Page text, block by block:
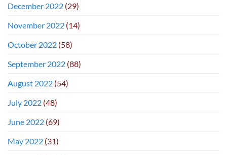
December 2022 (29)
November 2022 (14)
October 2022 (58)
September 2022 (88)
August 2022 (54)
July 2022 (48)
June 2022 (69)
May 2022 (31)